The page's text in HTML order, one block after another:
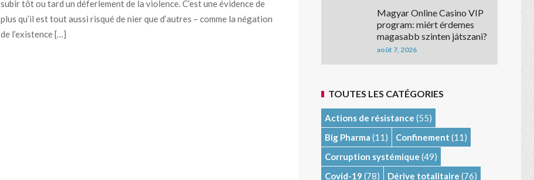
subir tôt ou tard un déferlement de la violence. C’est une évidence de
plus qu’il est tout aussi risqué de nier que d’autres – comme la négation
de l’existence […]
Magyar Online Casino VIP
program: miért érdemes
magasabb szinten játszani?
août 7, 2026
TOUTES LES CATÉGORIES
Actions de résistance (55)
Big Pharma (11) Confinement (11)
Corruption systémique (49)
Covid-19 (78) Dérive totalitaire (76)